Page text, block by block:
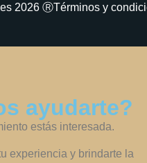
2026 ⓇTérminos y
ayudarte?
estás interesada.
experiencia y brindarte la